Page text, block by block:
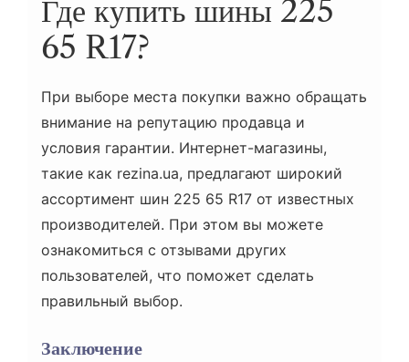
Где купить шины 225
65 R17?
При выборе места покупки важно обращать
внимание на репутацию продавца и
условия гарантии. Интернет-магазины,
такие как rezina.ua, предлагают широкий
ассортимент шин 225 65 R17 от известных
производителей. При этом вы можете
ознакомиться с отзывами других
пользователей, что поможет сделать
правильный выбор.
Заключение